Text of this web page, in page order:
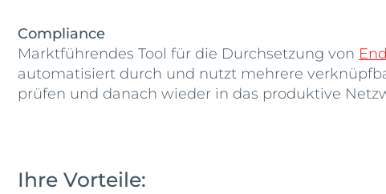
Compliance
Marktführendes Tool für die Durchsetzung von
automatisiert durch und nutzt mehrere
prüfen und danach wieder in das produktive
Ihre Vorteile: